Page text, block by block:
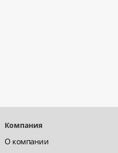
Компания
О компании